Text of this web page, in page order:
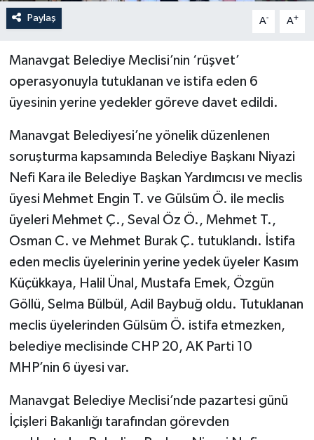
Paylaş A- A+
Manavgat Belediye Meclisi’nin ‘rüşvet’
operasyonuyla tutuklanan ve istifa eden 6
üyesinin yerine yedekler göreve davet edildi.
Manavgat Belediyesi’ne yönelik düzenlenen
soruşturma kapsamında Belediye Başkanı Niyazi
Nefi Kara ile Belediye Başkan Yardımcısı ve meclis
üyesi Mehmet Engin T. ve Gülsüm Ö. ile meclis
üyeleri Mehmet Ç., Seval Öz Ö., Mehmet T.,
Osman C. ve Mehmet Burak Ç. tutuklandı. İstifa
eden meclis üyelerinin yerine yedek üyeler Kasım
Küçükkaya, Halil Ünal, Mustafa Emek, Özgün
Göllü, Selma Bülbül, Adil Baybuğ oldu. Tutuklanan
meclis üyelerinden Gülsüm Ö. istifa etmezken,
belediye meclisinde CHP 20, AK Parti 10
MHP’nin 6 üyesi var.
Manavgat Belediye Meclisi’nde pazartesi günü
İçişleri Bakanlığı tarafından görevden